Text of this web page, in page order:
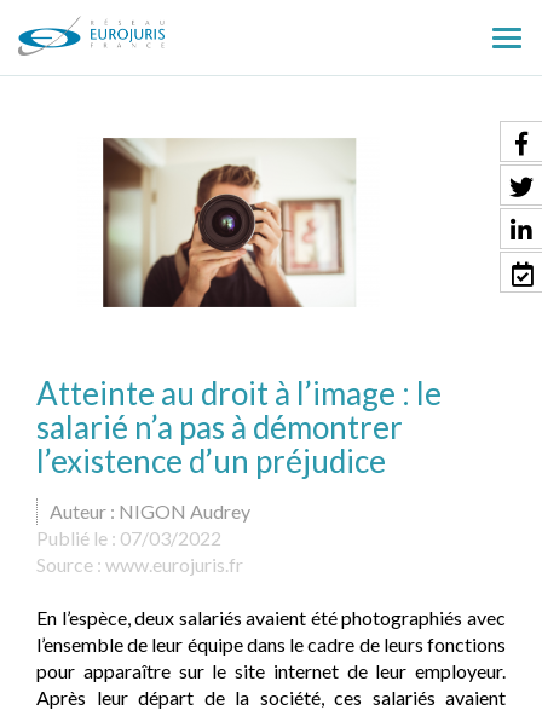
le
Atteinte au droit à l’image : le
salarié n’a pas à démontrer
l’existence d’un préjudice
Auteur : NIGON Audrey
Publié le : 07/03/2022
Source : www.eurojuris.fr
En l’espèce, deux salariés avaient été photographiés avec
l’ensemble de leur équipe dans le cadre de leurs fonctions
pour apparaître sur le site internet de leur employeur.
Après leur départ de la société, ces salariés avaient